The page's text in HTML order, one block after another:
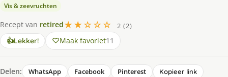
Vis & zeevruchten
Recept van retired★★☆☆☆
2 (2)
👍Lekker! Maak favoriet11
Delen: WhatsApp Facebook Pinterest
Kopieer link